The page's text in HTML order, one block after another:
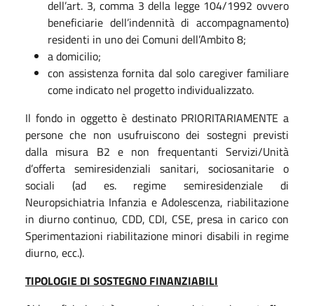
dell’art. 3, comma 3 della legge 104/1992 ovvero
beneficiarie dell’indennità di accompagnamento)
residenti in uno dei Comuni dell’Ambito 8;
a domicilio;
con assistenza fornita dal solo caregiver familiare
come indicato nel progetto individualizzato.
Il fondo in oggetto è destinato PRIORITARIAMENTE a
persone che non usufruiscono dei sostegni previsti
dalla misura B2 e non frequentanti Servizi/Unità
d’offerta semiresidenziali sanitari, sociosanitarie o
sociali (ad es. regime semiresidenziale di
Neuropsichiatria Infanzia e Adolescenza, riabilitazione
in diurno continuo, CDD, CDI, CSE, presa in carico con
Sperimentazioni riabilitazione minori disabili in regime
diurno, ecc.).
TIPOLOGIE DI SOSTEGNO FINANZIABILI